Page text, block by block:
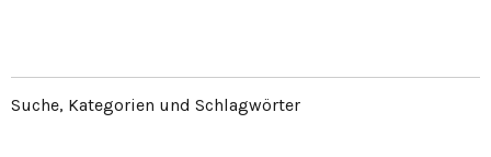
Suche, Kategorien und Schlagwörter